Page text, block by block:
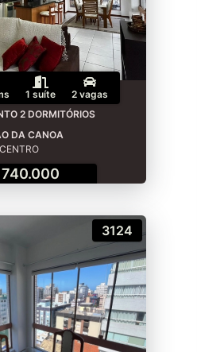
1 suíte
2 vagas
2 DORMITÓRIOS
DA CANOA
CENTRO
740.000
3124